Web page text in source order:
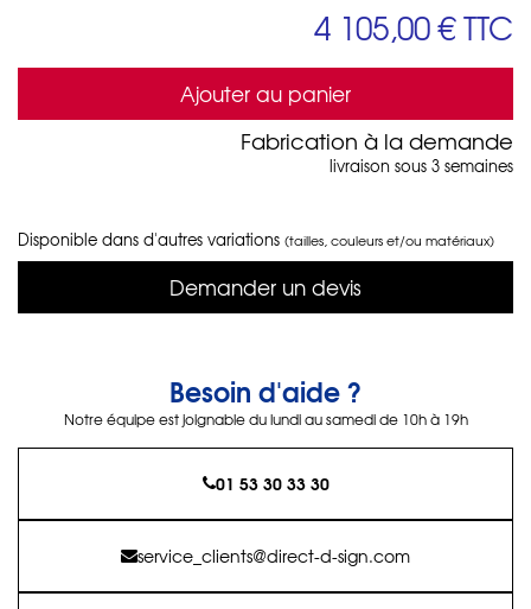
4 105,00 €TTC
Ajouter au panier
Fabrication à la demande
livraison sous 3 semaines
Disponible dans d'autres variations (tailles, couleurs et/ou matériaux)
Demander un devis
Besoin d'aide ?
Notre équipe est joignable du lundi au samedi de 10h à 19h
01 53 30 33 30
service_clients@direct-d-sign.com